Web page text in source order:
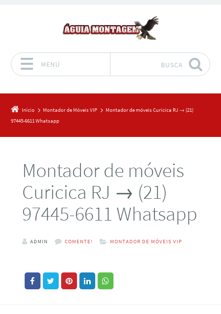
MENU BUSCA
Início Montador de Móveis VIP
Montador de móveis Curicica RJ → (21)
97445-6611 Whatsapp
Montador de móveis
Curicica RJ → (21)
97445-6611 Whatsapp
ADMIN COMENTE! MONTADOR DE MÓVEIS VIP